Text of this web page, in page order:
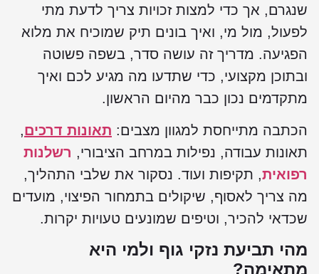
שנגרם, אך כדי למצות זכויות צריך לדעת מתי
לפעול, מול מי, ואיך בונים תיק שמוכיח את מלוא
הפגיעה. מדריך זה עושה סדר, בשפה פשוטה
ובתוכן מקצועי, כדי שתדעו מה מגיע לכם ואיך
מתקדמים נכון כבר מהיום הראשון.
הכתבה מתייחסת למגוון מצבים:תאונות דרכים,
תאונות עבודה, נפילות במרחב הציבורי,רשלנות
רפואית, תקיפות ועוד. נסקור את שלבי התהליך,
מה צריך לאסוף, שיקולים בתמחור הפיצוי, מועדים
שכדאי להכיר, וטיפים שמונעים טעויות יקרות.
מהי תביעת נזקי גוף ולמי היא
מתאימה?